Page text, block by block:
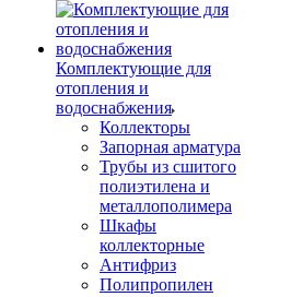
Комплектующие для
отопления и
водоснабжения
Коллекторы
Запорная арматура
Трубы из сшитого
полиэтилена и
металлополимера
Шкафы
коллекторные
Антифриз
Полипропилен